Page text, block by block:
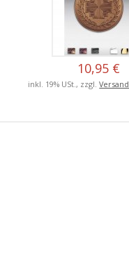
10,95 €
inkl. 19% USt., zzgl.Versand